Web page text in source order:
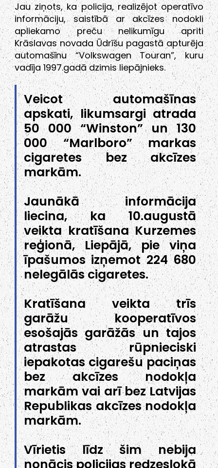
Jau ziņots, ka policija, realizējot operatīvo
informāciju, saistībā ar akcīzes nodokli
apliekamo preču nelikumīgu apriti
Krāslavas novada Ūdrīšu pagastā apturēja
automašīnu “Volkswagen Touran”, kuru
vadīja 1997.gadā dzimis liepājnieks.
Veicot automašīnas
apskati, likumsargi atrada
50 000 “Winston” un 130
000 “Marlboro” markas
cigaretes bez akcīzes
markām.
Jaunākā informācija
liecina, ka 10.augustā
veikta kratīšana Kurzemes
reģionā, Liepājā, pie viņa
īpašumos izņemot 224 680
nelegālās cigaretes.
Kratīšana veikta trīs
garāžu kooperatīvos
esošajās garāžās un tajos
atrastas rūpnieciski
iepakotas cigarešu paciņas
bez akcīzes nodokļa
markām vai arī bez Latvijas
Republikas akcīzes nodokļa
markām.
Vīrietis līdz šim nebija
nonācis policijas redzeslokā